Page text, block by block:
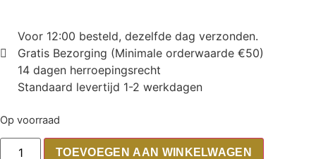
Voor 12:00 besteld, dezelfde dag verzonden.
Gratis Bezorging (Minimale orderwaarde €50)
14 dagen herroepingsrecht
Standaard levertijd 1-2 werkdagen
Op voorraad
TOEVOEGEN AAN WINKELWAGEN